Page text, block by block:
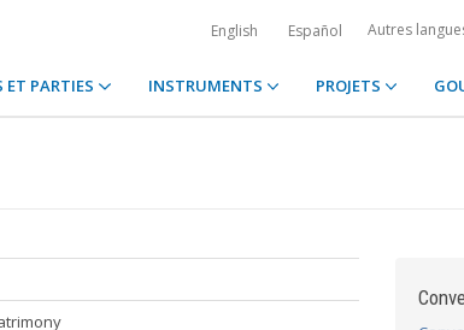
English Español Autres
ET PARTIES INSTRUMENTS PROJETS